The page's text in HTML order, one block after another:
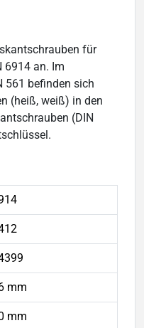
für
6914 an. Im
561 befinden sich
(heiß, weiß) in den
(DIN
mm
mm